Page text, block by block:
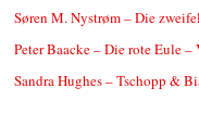
Søren M. Nystrøm – Die
Peter Baacke – Die rote Eule
Sandra Hughes – Tschopp &